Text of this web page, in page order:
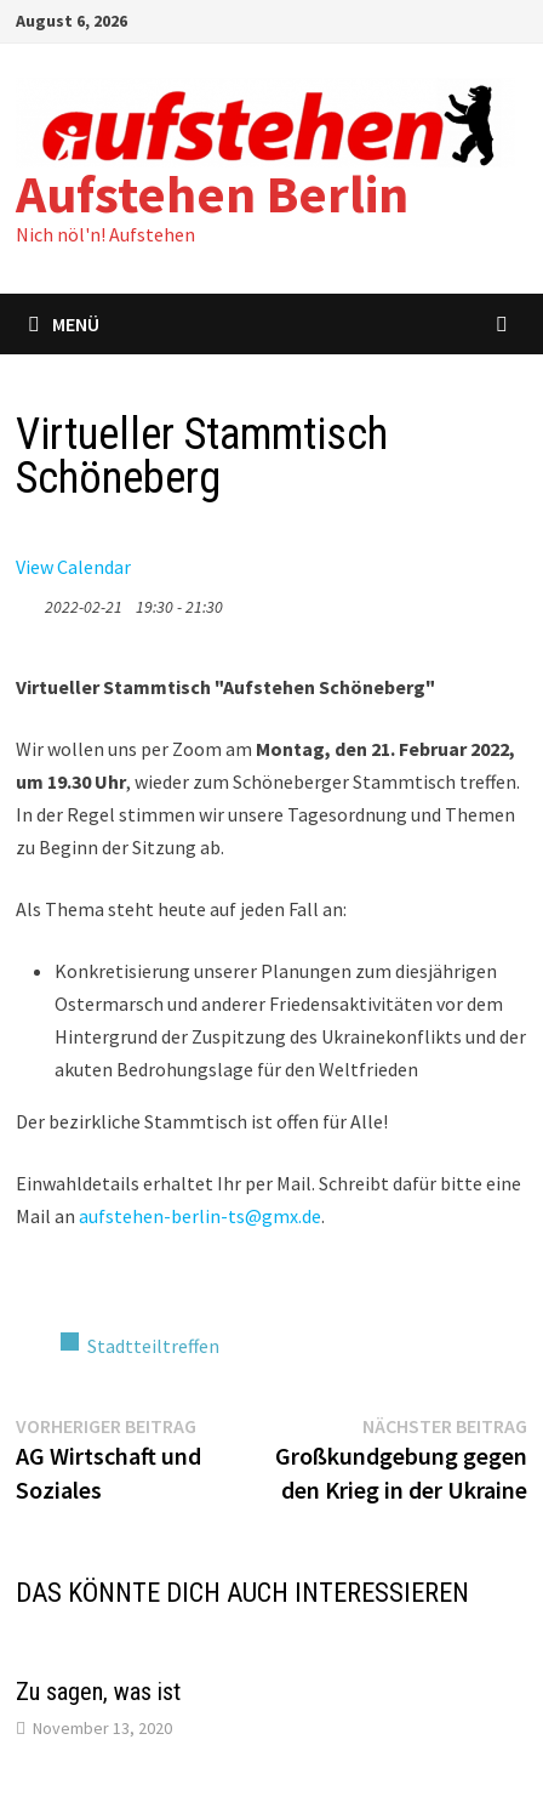
ZumAugust 6, 2026
Aufstehen Berlin
Nich nöl'n! Aufstehen
MENÜ
Virtueller Stammtisch
Schöneberg
View Calendar
2022-02-21 19:30 - 21:30
Virtueller Stammtisch "Aufstehen Schöneberg"
Wir wollen uns per Zoom am Montag, den 21. Februar 2022,
um 19.30 Uhr, wieder zum Schöneberger Stammtisch treffen.
In der Regel stimmen wir unsere Tagesordnung und Themen
zu Beginn der Sitzung ab.
Als Thema steht heute auf jeden Fall an:
Konkretisierung unserer Planungen zum diesjährigen
Ostermarsch und anderer Friedensaktivitäten vor dem
Hintergrund der Zuspitzung des Ukrainekonflikts und der
akuten Bedrohungslage für den Weltfrieden
Der bezirkliche Stammtisch ist offen für Alle!
Einwahldetails erhaltet Ihr per Mail. Schreibt dafür bitte eine
Mail an aufstehen-berlin-ts@gmx.de.
Stadtteiltreffen
Beitragsnavigation
VORHERIGER BEITRAGVorheriger
Beitrag:
AG Wirtschaft und
Soziales
NÄCHSTER BEITRAG
Großkundgebung gegen
den Krieg in der Ukraine
DAS KÖNNTE DICH AUCH INTERESSIEREN
Zu sagen, was ist
November 13, 2020